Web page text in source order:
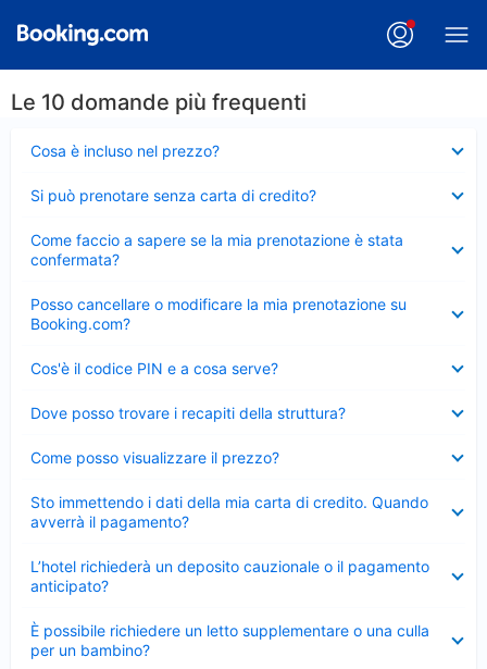
Le 10 domande più frequenti
Cosa è incluso nel prezzo?
chiuso
Si può prenotare senza carta di credito?
chiuso
Come faccio a sapere se la mia prenotazione è stata
confermata?
chiuso
Posso cancellare o modificare la mia prenotazione su
Booking.com?
chiuso
Cos'è il codice PIN e a cosa serve?
chiuso
Dove posso trovare i recapiti della struttura?
chiuso
Come posso visualizzare il prezzo?
chiuso
Sto immettendo i dati della mia carta di credito. Quando
avverrà il pagamento?
chiuso
L’hotel richiederà un deposito cauzionale o il pagamento
anticipato?
chiuso
È possibile richiedere un letto supplementare o una culla
per un bambino?
Elemento
chiuso